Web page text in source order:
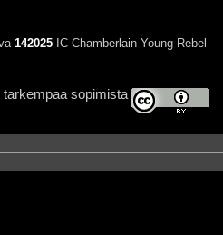
142025IC Chamberlain Young Rebel
sopimista